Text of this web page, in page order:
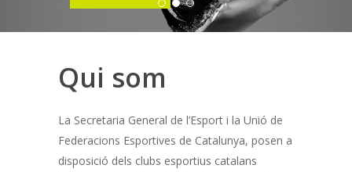
Qui som
La Secretaria General de l’Esport i la Unió de
Federacions Esportives de Catalunya, posen a
disposició dels clubs esportius catalans